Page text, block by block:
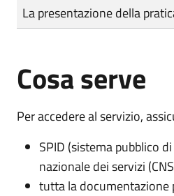
Tipo di pagamento
Importo
La presentazione della
Cosa serve
Per accedere al servizio,
SPID (sistema pubblico
nazionale dei servizi
tutta la documentazione